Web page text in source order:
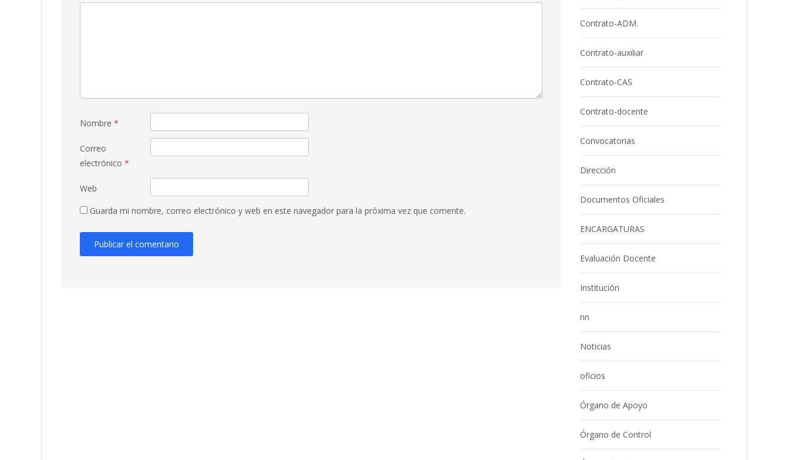
Nombre *
Correo
electrónico *
Web
Guarda mi nombre, correo electrónico y web en este navegador para la próxima vez que comente.
Contrato-ADM.
Contrato-auxiliar
Contrato-CAS
Contrato-docente
Convocatorias
Dirección
Documentos Oficiales
ENCARGATURAS
Evaluación Docente
Institución
nn
Noticias
oficios
Órgano de Apoyo
Órgano de Control